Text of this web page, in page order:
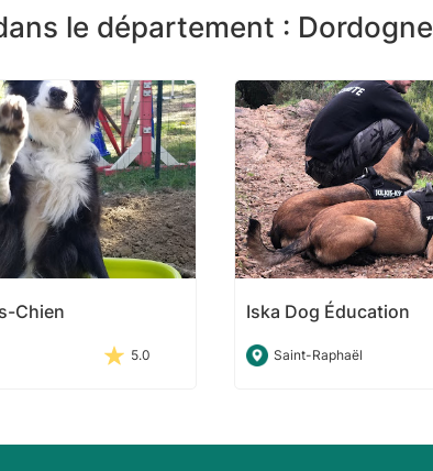
le département : Dordogne
Chien
5.0
Iska Dog Éducation
Saint-Raphaël